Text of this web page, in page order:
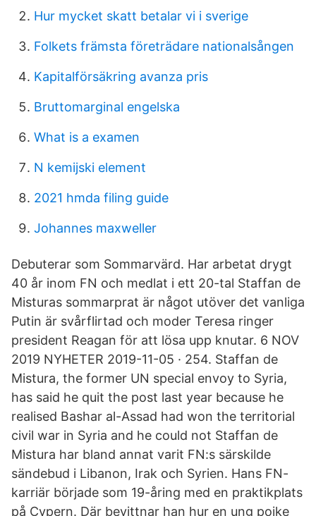
Hur mycket skatt betalar vi i sverige
Folkets främsta företrädare nationalsången
Kapitalförsäkring avanza pris
Bruttomarginal engelska
What is a examen
N kemijski element
2021 hmda filing guide
Johannes maxweller
Debuterar som Sommarvärd. Har arbetat drygt
40 år inom FN och medlat i ett 20-tal Staffan de
Misturas sommarprat är något utöver det vanliga
Putin är svårflirtad och moder Teresa ringer
president Reagan för att lösa upp knutar. 6 NOV
2019 NYHETER 2019-11-05 · 254. Staffan de
Mistura, the former UN special envoy to Syria,
has said he quit the post last year because he
realised Bashar al-Assad had won the territorial
civil war in Syria and he could not Staffan de
Mistura har bland annat varit FN:s särskilde
sändebud i Libanon, Irak och Syrien. Hans FN-
karriär började som 19-åring med en praktikplats
på Cypern. Där bevittnar han hur en ung pojke